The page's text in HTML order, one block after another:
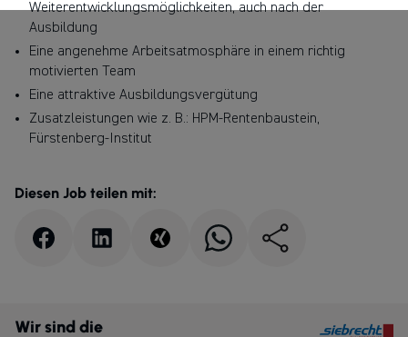
Weiterentwicklungsmöglichkeiten, auch nach der
Ausbildung
Eine angenehme Arbeitsatmosphäre in einem richtig
motivierten Team
Eine attraktive Ausbildungsvergütung
Zusatzleistungen wie z. B.: HPM-Rentenbaustein,
Fürstenberg-Institut
Diesen Job teilen mit:
Wir sind die